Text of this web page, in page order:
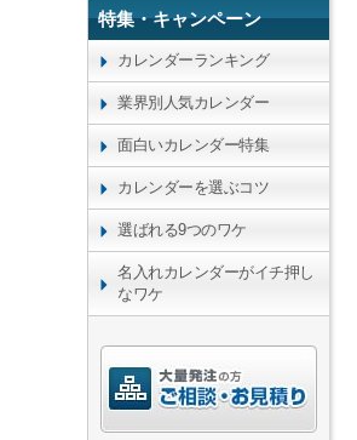
特集・キャンペーン
カレンダーランキング
業界別人気カレンダー
面白いカレンダー特集
カレンダーを選ぶコツ
選ばれる9つのワケ
名入れカレンダーがイチ押し
なワケ